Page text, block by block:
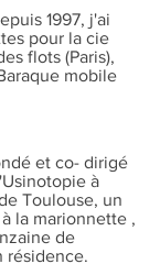
1997, j'ai
pour la cie
flots (Paris),
mobile
et co- dirigé
à
Toulouse, un
la marionnette ,
de
résidence.